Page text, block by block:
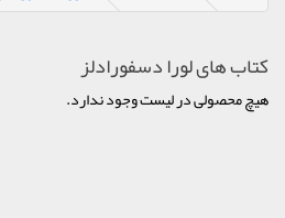
کتاب های لورا دسفورادلز
هیچ محصولی در لیست وجود ندارد.